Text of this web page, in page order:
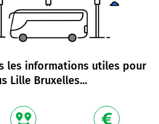
les informations utiles pour
Lille Bruxelles...